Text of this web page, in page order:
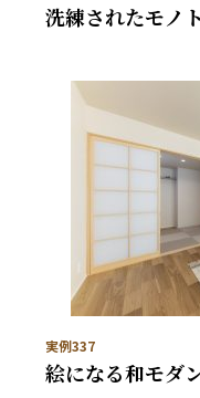
洗練されたモノ
実例337
絵になる和モダ